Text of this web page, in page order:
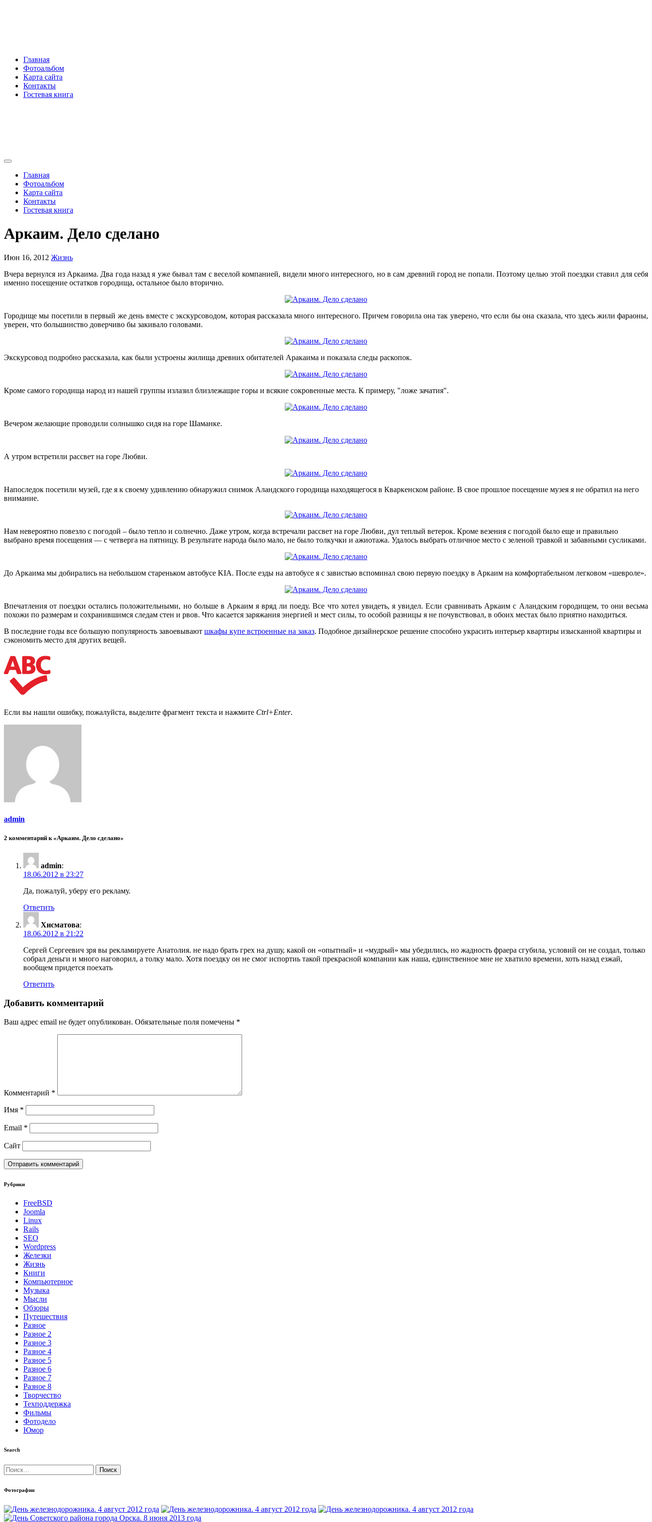
Главная
Фотоальбом
Карта сайта
Контакты
Гостевая книга
Главная
Фотоальбом
Карта сайта
Контакты
Гостевая книга
Аркаим. Дело сделано
Июн 16, 2012 Жизнь
Вчера вернулся из Аркаима. Два года назад я уже бывал там с веселой компанией, видели много интересного, но в сам древний город не попали. Поэтому целью этой поездки ставил для себя
именно посещение остатков городища, остальное было вторично.
Городище мы посетили в первый же день вместе с экскурсоводом, которая рассказала много интересного. Причем говорила она так уверено, что если бы она сказала, что здесь жили фараоны,
уверен, что большинство доверчиво бы закивало головами.
Экскурсовод подробно рассказала, как были устроены жилища древних обитателей Аракаима и показала следы раскопок.
Кроме самого городища народ из нашей группы излазил близлежащие горы и всякие сокровенные места. К примеру, "ложе зачатия".
Вечером желающие проводили солнышко сидя на горе Шаманке.
А утром встретили рассвет на горе Любви.
Напоследок посетили музей, где я к своему удивлению обнаружил снимок Аландского городища находящегося в Кваркенском районе. В свое прошлое посещение музея я не обратил на него
внимание.
Нам невероятно повезло с погодой – было тепло и солнечно. Даже утром, когда встречали рассвет на горе Любви, дул теплый ветерок. Кроме везения с погодой было еще и правильно
выбрано время посещения — с четверга на пятницу. В результате народа было мало, не было толкучки и ажиотажа. Удалось выбрать отличное место с зеленой травкой и забавными сусликами.
До Аркаима мы добирались на небольшом стареньком автобусе KIA. После езды на автобусе я с завистью вспоминал свою первую поездку в Аркаим на комфортабельном легковом «шевроле».
Впечатления от поездки остались положительными, но больше в Аркаим я вряд ли поеду. Все что хотел увидеть, я увидел. Если сравнивать Аркаим с Аландским городищем, то они весьма
похожи по размерам и сохранившимся следам стен и рвов. Что касается заряжания энергией и мест силы, то особой разницы я не почувствовал, в обоих местах было приятно находиться.
В последние годы все большую популярность завоевывают шкафы купе встроенные на заказ. Подобное дизайнерское решение способно украсить интерьер квартиры изысканной квартиры и
сэкономить место для других вещей.
Если вы нашли ошибку, пожалуйста, выделите фрагмент текста и нажмите Ctrl+Enter.
admin
2 комментарий к «Аркаим. Дело сделано»
admin:
18.06.2012 в 23:27
Да, пожалуй, уберу его рекламу.
Ответить
Хисматова:
18.06.2012 в 21:22
Сергей Сергеевич зря вы рекламируете Анатолия. не надо брать грех на душу, какой он «опытный» и «мудрый» мы убедились, но жадность фраера сгубила, условий он не создал, только
собрал деньги и много наговорил, а толку мало. Хотя поездку он не смог испортиь такой прекрасной компании как наша, единственное мне не хватило времени, хоть назад езжай,
вообщем придется поехать
Ответить
Добавить комментарий
Ваш адрес email не будет опубликован. Обязательные поля помечены *
Комментарий *
Имя *
Email *
Сайт
Рубрики
FreeBSD
Joomla
Linux
Rails
SEO
Wordpress
Железки
Жизнь
Книги
Компьютерное
Музыка
Мысли
Обзоры
Путешествия
Разное
Разное 2
Разное 3
Разное 4
Разное 5
Разное 6
Разное 7
Разное 8
Творчество
Техподдержка
Фильмы
Фотодело
Юмор
Search
Найти:
Фотографии